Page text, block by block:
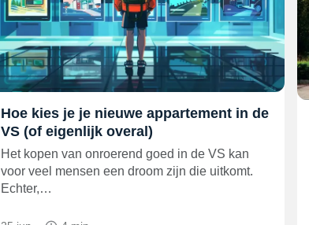
Hoe kies je je nieuwe appartement in de
VS (of eigenlijk overal)
Het kopen van onroerend goed in de VS kan
voor veel mensen een droom zijn die uitkomt.
Echter,…